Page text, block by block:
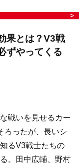
果とは？V3戦
ずやってくる
戦いを見せるカー
ろったが、長いシ
るV3戦士たちの
。田中広輔、野村